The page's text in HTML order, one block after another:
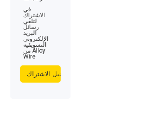
في
الاشتراك
لتلقي
رسائل
البريد
الإلكتروني
التسويقية
من Alloy
Wire